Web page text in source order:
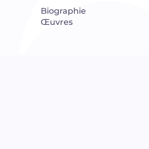
Biographie
Œuvres